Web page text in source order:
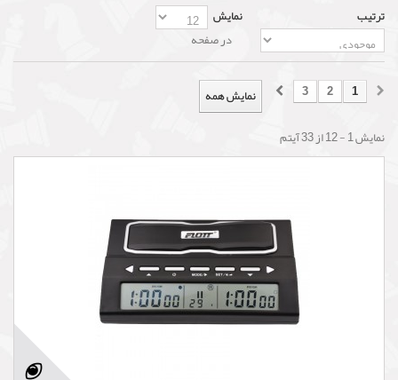
ترتیب
نمایش
در صفحه
نمایش همه 1
2
3
نمایش 1 - 12 از 33 آیتم